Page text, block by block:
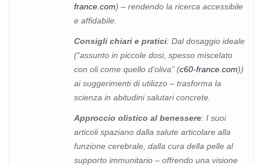
france.com) – rendendo la ricerca accessibile
e affidabile.
Consigli chiari e pratici: Dal dosaggio ideale
(“assunto in piccole dosi, spesso miscelato
con oli come quello d’oliva” (c60-france.com))
ai suggerimenti di utilizzo – trasforma la
scienza in abitudini salutari concrete.
Approccio olistico al benessere: I suoi
articoli spaziano dalla salute articolare alla
funzione cerebrale, dalla cura della pelle al
supporto immunitario – offrendo una visione